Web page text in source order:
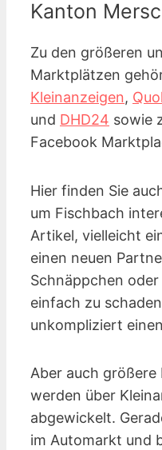
Kanton
Zu den größeren
Marktplätzen
Kleinanzeigen,
und DHD24 sowie
Facebook
Hier finden Sie
um Fischbach
Artikel, vielleicht
einen neuen
Schnäppchen
einfach zu
unkompliziert
Aber auch größere
werden über
abgewickelt.
im Automarkt und